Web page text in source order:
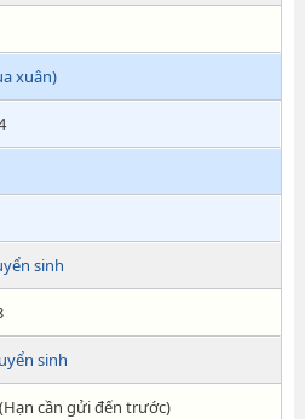
xuân)
sinh
sinh
cần gửi đến trước)